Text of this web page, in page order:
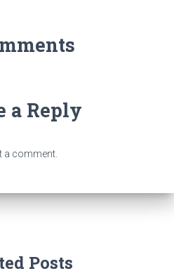
a Reply
a comment.
Posts